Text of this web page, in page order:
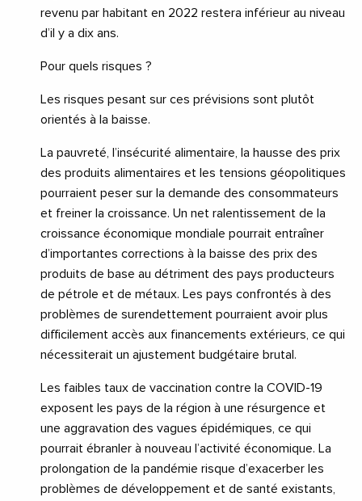
revenu par habitant en 2022 restera inférieur au niveau
d’il y a dix ans.
Pour quels risques ?
Les risques pesant sur ces prévisions sont plutôt
orientés à la baisse.
La pauvreté, l’insécurité alimentaire, la hausse des prix
des produits alimentaires et les tensions géopolitiques
pourraient peser sur la demande des consommateurs
et freiner la croissance. Un net ralentissement de la
croissance économique mondiale pourrait entraîner
d’importantes corrections à la baisse des prix des
produits de base au détriment des pays producteurs
de pétrole et de métaux. Les pays confrontés à des
problèmes de surendettement pourraient avoir plus
difficilement accès aux financements extérieurs, ce qui
nécessiterait un ajustement budgétaire brutal.
Les faibles taux de vaccination contre la COVID-19
exposent les pays de la région à une résurgence et
une aggravation des vagues épidémiques, ce qui
pourrait ébranler à nouveau l’activité économique. La
prolongation de la pandémie risque d’exacerber les
problèmes de développement et de santé existants,